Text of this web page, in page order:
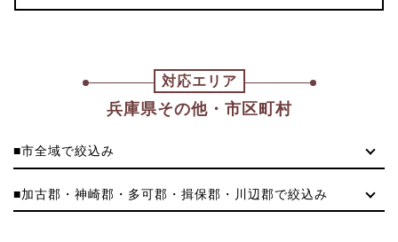
対応エリア
兵庫県その他・市区町村
■市全域で絞込み
■加古郡・神崎郡・多可郡・揖保郡・川辺郡で絞込み